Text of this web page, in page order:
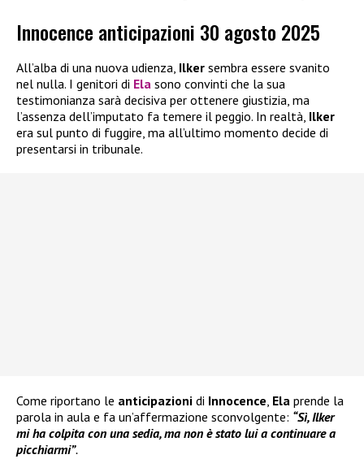
Innocence anticipazioni 30 agosto 2025
All’alba di una nuova udienza, Ilker sembra essere svanito
nel nulla. I genitori di Ela sono convinti che la sua
testimonianza sarà decisiva per ottenere giustizia, ma
l’assenza dell’imputato fa temere il peggio. In realtà, Ilker
era sul punto di fuggire, ma all’ultimo momento decide di
presentarsi in tribunale.
Come riportano le anticipazioni di Innocence, Ela prende la
parola in aula e fa un’affermazione sconvolgente: “Sì, Ilker
mi ha colpita con una sedia, ma non è stato lui a continuare a
picchiarmi”.